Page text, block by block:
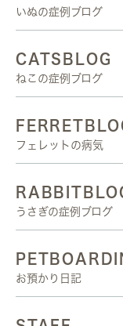
いぬの症例ブログ
CATSBLOG
ねこの症例ブログ
フェレットの病気
うさぎの症例ブログ
お預かり日記